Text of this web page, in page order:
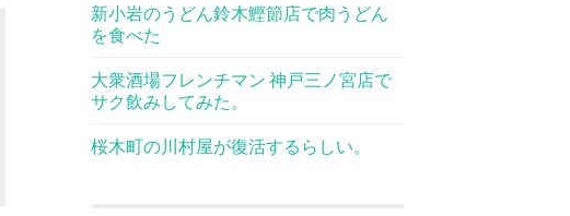
新小岩のうどん鈴木鰹節店で肉うどん
を食べた
大衆酒場フレンチマン 神戸三ノ宮店で
サク飲みしてみた。
桜木町の川村屋が復活するらしい。